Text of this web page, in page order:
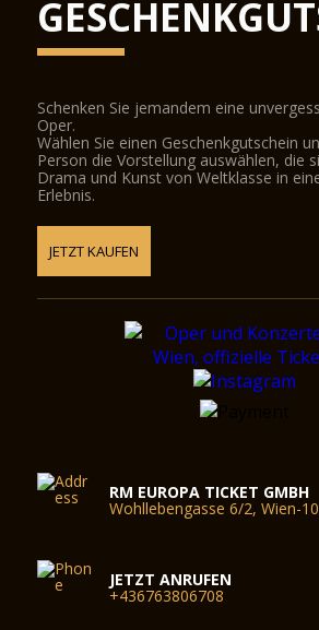
Schenken Sie jemandem eine
Oper.
Wählen Sie einen Geschenkgutschein
Person die Vorstellung auswählen, die
Drama und Kunst von Weltklasse in
Erlebnis.
JETZT KAUFEN
RM EUROPA TICKET GMBH
Wohllebengasse 6/2, Wien-
JETZT ANRUFEN
+436763806708